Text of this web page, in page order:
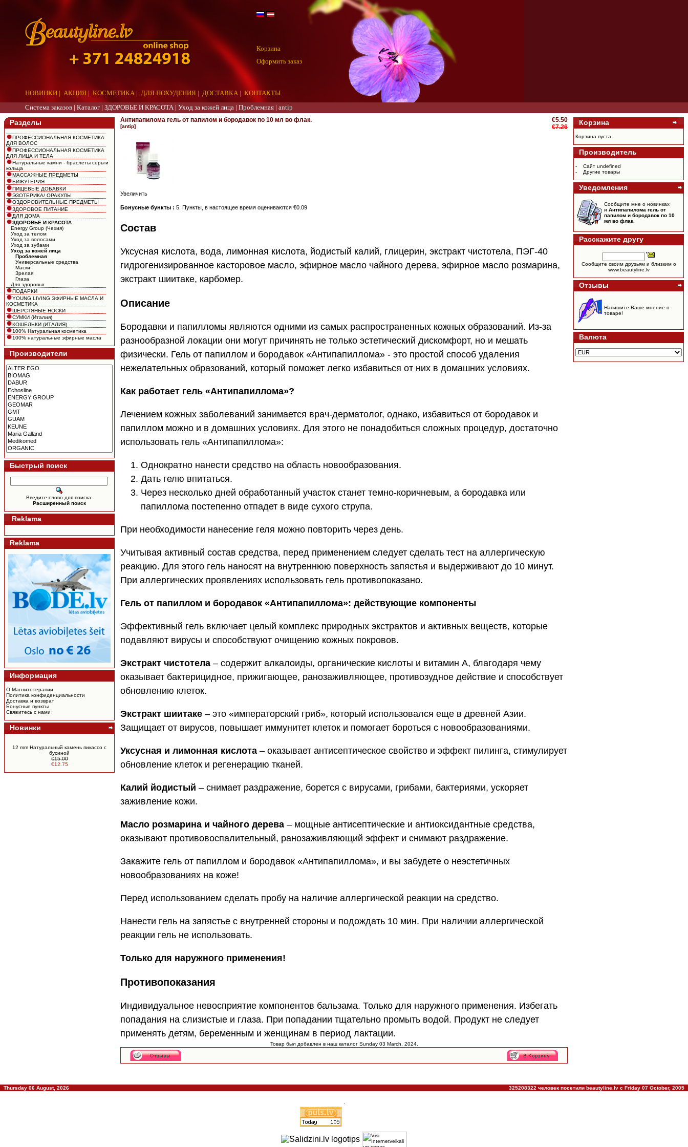
НОВИНКИ | АКЦИЯ | КОСМЕТИКА | ДЛЯ ПОХУДЕНИЯ | ДОСТАВКА | КОНТАКТЫ
Корзина
Оформить заказ
Система заказов | Каталог | ЗДОРОВЬЕ И КРАСОТА | Уход за кожей лица | Проблемная | antip
Разделы
ПРОФЕССИОНАЛЬНАЯ КОСМЕТИКА
ДЛЯ ВОЛОС
ПРОФЕССИОНАЛЬНАЯ КОСМЕТИКА
ДЛЯ ЛИЦА И ТЕЛА
Натуральные камни - браслеты серьги
кольца
МАССАЖНЫЕ ПРЕДМЕТЫ
БИЖУТЕРИЯ
ПИЩЕВЫЕ ДОБАВКИ
ЭЗОТЕРИКА/ ОРАКУЛЫ
ОЗДОРОВИТЕЛЬНЫЕ ПРЕДМЕТЫ
ЗДОРОВОЕ ПИТАНИЕ
ДЛЯ ДОМА
ЗДОРОВЬЕ И КРАСОТА
Energy Group (Чехия)
Уход за телом
Уход за волосами
Уход за зубами
Уход за кожей лица
Проблемная
Универсальные средства
Маски
Зрелая
Глаза
Для здоровья
ПОДАРКИ
YOUNG LIVING ЭФИРНЫЕ МАСЛА И
КОСМЕТИКА
ШЕРСТЯНЫЕ НОСКИ
СУМКИ (Италия)
КОШЕЛЬКИ (ИТАЛИЯ)
100% Натуральная косметика
100% натуральные эфирные масла
Производители
Быстрый поиск
Введите слово для поиска.
Расширенный поиск
Reklama
Reklama
Информация
О Магнитотерапии
Политика конфиденциальности
Доставка и возврат
Бонусные пункты
Свяжитесь с нами
Новинки
12 mm Натуральный камень пикассо c
бусиной
€15.00
€12.75
Антипапилома гель от папилом и бородавок по 10 мл во флак.
[antip]
€5.50
€7.26
Увеличить
Бонусные бункты : 5. Пункты, в настоящее время оцениваются €0.09
Состав
Уксусная кислота, вода, лимонная кислота, йодистый калий, глицерин, экстракт чистотела, ПЭГ-40
гидрогенизированное касторовое масло, эфирное масло чайного дерева, эфирное масло розмарина,
экстракт шиитаке, карбомер.
Описание
Бородавки и папилломы являются одними из самых распространенных кожных образований. Из-за
разнообразной локации они могут причинять не только эстетический дискомфорт, но и мешать
физически. Гель от папиллом и бородавок «Антипапиллома» - это простой способ удаления
нежелательных образований, который поможет легко избавиться от них в домашних условиях.
Как работает гель «Антипапиллома»?
Лечением кожных заболеваний занимается врач-дерматолог, однако, избавиться от бородавок и
папиллом можно и в домашних условиях. Для этого не понадобиться сложных процедур, достаточно
использовать гель «Антипапиллома»:
Однократно нанести средство на область новообразования.
Дать гелю впитаться.
Через несколько дней обработанный участок станет темно-коричневым, а бородавка или
папиллома постепенно отпадет в виде сухого струпа.
При необходимости нанесение геля можно повторить через день.
Учитывая активный состав средства, перед применением следует сделать тест на аллергическую
реакцию. Для этого гель наносят на внутреннюю поверхность запястья и выдерживают до 10 минут.
При аллергических проявлениях использовать гель противопоказано.
Гель от папиллом и бородавок «Антипапиллома»: действующие компоненты
Эффективный гель включает целый комплекс природных экстрактов и активных веществ, которые
подавляют вирусы и способствуют очищению кожных покровов.
Экстракт чистотела – содержит алкалоиды, органические кислоты и витамин А, благодаря чему
оказывает бактерицидное, прижигающее, ранозаживляющее, противозудное действие и способствует
обновлению клеток.
Экстракт шиитаке – это «императорский гриб», который использовался еще в древней Азии.
Защищает от вирусов, повышает иммунитет клеток и помогает бороться с новообразованиями.
Уксусная и лимонная кислота – оказывает антисептическое свойство и эффект пилинга, стимулирует
обновление клеток и регенерацию тканей.
Калий йодистый – снимает раздражение, борется с вирусами, грибами, бактериями, ускоряет
заживление кожи.
Масло розмарина и чайного дерева – мощные антисептические и антиоксидантные средства,
оказывают противовоспалительный, ранозаживляющий эффект и снимают раздражение.
Закажите гель от папиллом и бородавок «Антипапиллома», и вы забудете о неэстетичных
новообразованиях на коже!
Перед использованием сделать пробу на наличие аллергической реакции на средство.
Нанести гель на запястье с внутренней стороны и подождать 10 мин. При наличии аллергической
реакции гель не использовать.
Только для наружного применения!
Противопоказания
Индивидуальное невосприятие компонентов бальзама. Только для наружного применения. Избегать
попадания на слизистые и глаза. При попадании тщательно промыть водой. Продукт не следует
применять детям, беременным и женщинам в период лактации.
Товар был добавлен в наш каталог Sunday 03 March, 2024.
Корзина
Корзина пуста
Производитель
-
Сайт undefined
-
Другие товары
Уведомления
Сообщите мне о новинках
и Антипапилома гель от
папилом и бородавок по 10
мл во флак.
Расскажите другу
Сообщите своим друзьям и близким о
www.beautyline.lv
Отзывы
Напишите Ваше мнение о
товаре!
Валюта
Thursday 06 August, 2026 325208322 человек посетили beautyline.lv c Friday 07 October, 2005